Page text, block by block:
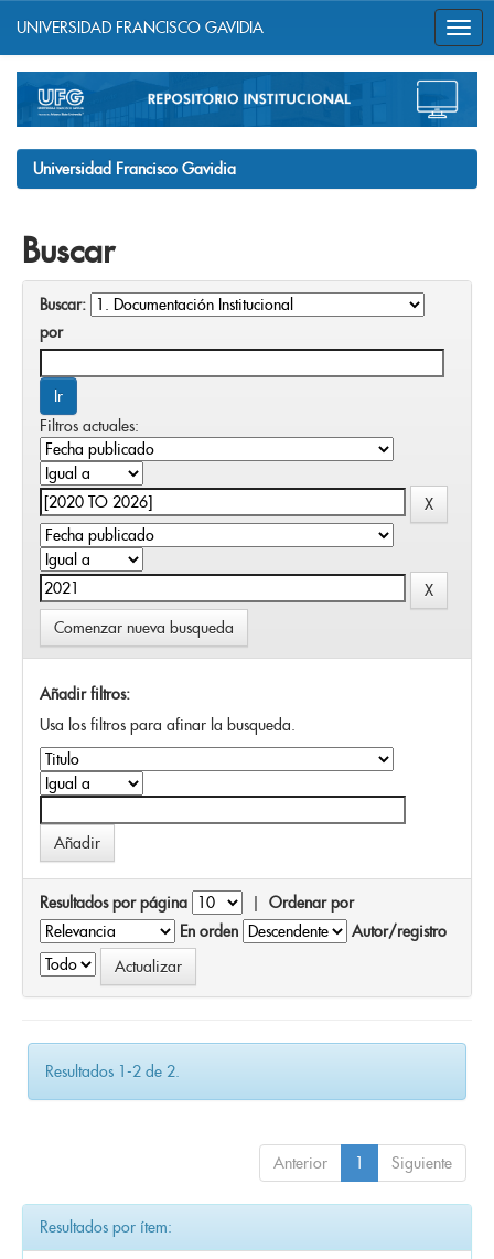
navigation
UNIVERSIDAD FRANCISCO GAVIDIA
Universidad Francisco Gavidia
Buscar
Buscar:
por
Filtros actuales:
Comenzar nueva busqueda
Añadir filtros:
Usa los filtros para afinar la busqueda.
Resultados por página | Ordenar por
En orden
Autor/registro
Resultados 1-2 de 2.
Anterior 1 Siguiente
Resultados por ítem: